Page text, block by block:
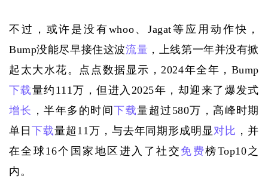
不过，或许是没有whoo、Jagat等应用动作快，
Bump没能尽早接住这波流量 ，上线第一年并没有掀
起太大水花。点点数据显示，2024年全年，Bump
下载量约111万，但进入2025年，却迎来了爆发式
增长 ，半年多的时间下载量超过580万，高峰时期
单日 下载量超11万，与去年同期形成明显对比 ，并
在全球16个国家地区进入了社交 免费榜Top10之
内。